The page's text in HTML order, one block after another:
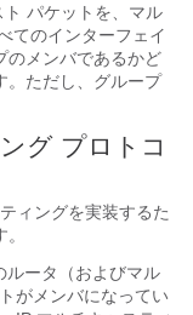
パケットを、マル
てのインターフェイ
のメンバであるかど
。ただし、グループ
グ プロトコ
ィングを実装するた
ルータ（およびマル
がメンバになってい